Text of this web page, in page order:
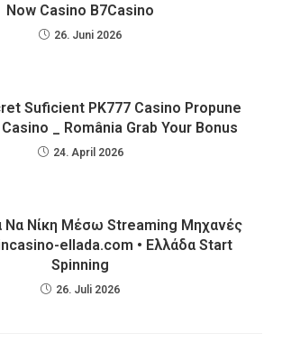
Now Casino B7Casino
26. Juni 2026
Suficient PK777 Casino Propune
_ România Grab Your Bonus
24. April 2026
Να Νίκη Μέσω Streaming Μηχανές
ellada.com • Ελλάδα Start
Spinning
26. Juli 2026